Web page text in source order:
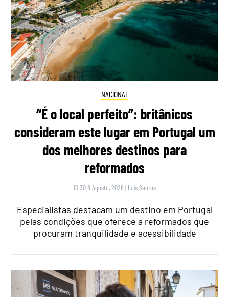
NACIONAL
“É o local perfeito”: britânicos
consideram este lugar em Portugal um
dos melhores destinos para
reformados
10:30 8 Agosto, 2026 | Luís Santos
Especialistas destacam um destino em Portugal
pelas condições que oferece a reformados que
procuram tranquilidade e acessibilidade